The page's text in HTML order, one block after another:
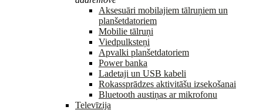
Aksesuāri mobilajiem tālruņiem un
planšetdatoriem
Mobilie tālruņi
Viedpulksteņi
Apvalki planšetdatoriem
Power banka
Ladetaji un USB kabeli
Rokassprādzes aktivitāšu izsekošanai
Bluetooth austiņas ar mikrofonu
Televīzija